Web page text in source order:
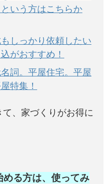
いう方はこちらか
しっかり依頼したい
がおすすめ！
詞。平屋住宅。平屋
特集！
て、家づくりがお得に
る方は、使ってみ